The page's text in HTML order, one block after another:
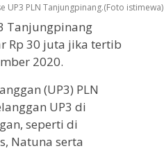
UP3 PLN Tanjungpinang.(Foto istimewa)
Tanjungpinang
Rp 30 juta jika tertib
2020.
(UP3) PLN
UP3 di
seperti di
Natuna serta